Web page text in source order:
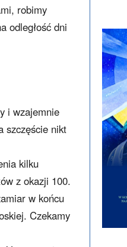
robimy
odległość dni
i wzajemnie
szczęście nikt
kilku
z okazji 100.
w końcu
Czekamy